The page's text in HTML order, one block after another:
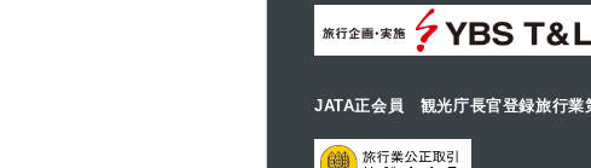
JATA正会員 観光庁長官登録旅行業